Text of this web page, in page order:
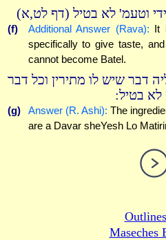
וטעמ' לא בטיל (דף לט,א)
(f) Additional Answer (Rava): It
specifically to give taste,
cannot become Batel.
דבר שיש לו מתירין וכל דבר
לא בטיל:
(g) Answer (R. Ashi): The
are a Davar sheYesh Lo
Maseches